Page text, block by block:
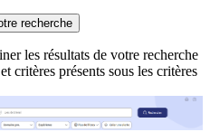
recherche
les résultats de votre recherche
critères présents sous les critères